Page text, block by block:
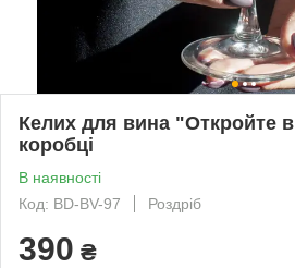
Келих для вина "Откройте
коробці
В наявності
Код: BD-BV-97
Роздріб
390 ₴